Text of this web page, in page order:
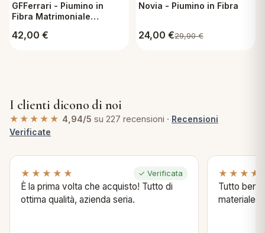
GFFerrari - Piumino in
Fibra Matrimoniale
42,00 €
Novia - Piumino in Fibra
24,00 €29,90€
I clienti dicono di noi
★★★★★ 4,94/5 su 227 recensioni · Recensioni
Verificate
★★★★★ ✓ Verificata
È la prima volta che acquisto! Tutto di
ottima qualità, azienda seria.
Tutto bene
materiale .